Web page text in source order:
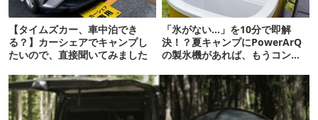
【タイムズカー、車中泊でき
る？】カーシェアでキャンプし
たいので、直接聞いてみました
「氷がない…」を10分で即解
決！？夏キャンプにPowerArQ
の製氷機があれば、もうコンビ